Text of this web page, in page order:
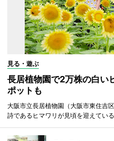
見る・遊ぶ
長居植物園で2万株の白
ポットも
大阪市立長居植物園（大阪市東住吉
詩であるヒマワリが見頃を迎えている